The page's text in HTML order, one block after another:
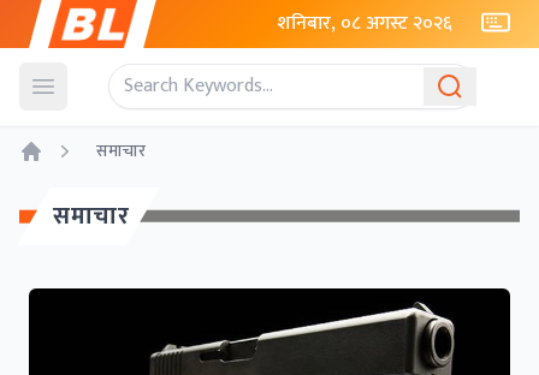
शनिबार, ०८ अगस्ट २०२६
Open menu
समाचार
समाचार